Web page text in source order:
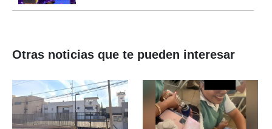
Otras noticias que te pueden interesar